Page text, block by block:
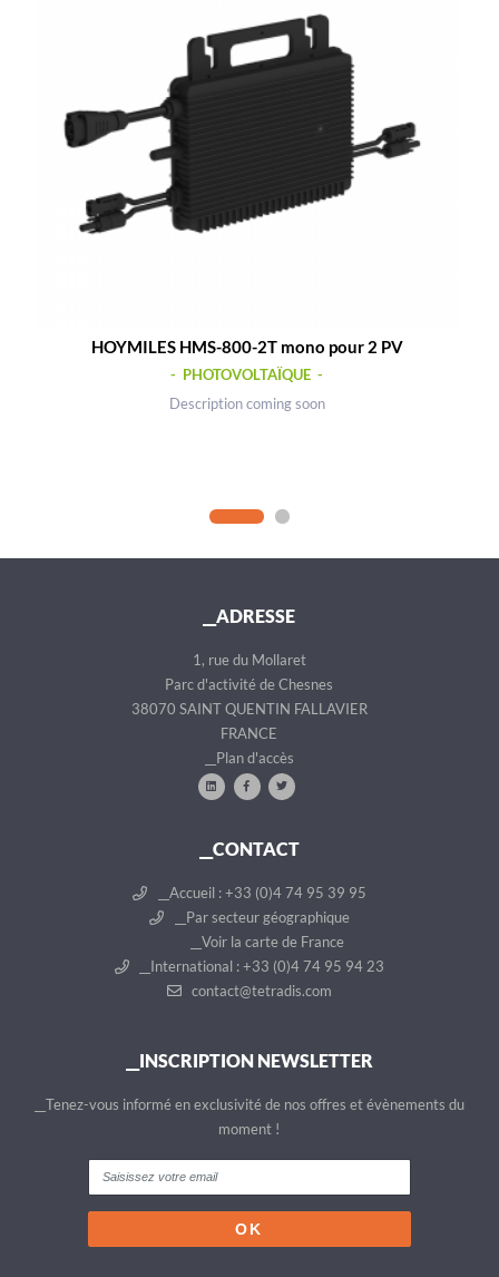
HOYMILES HMS-800-2T mono pour 2 PV
- PHOTOVOLTAÏQUE -
Description coming soon
__ADRESSE
1, rue du Mollaret
Parc d'activité de Chesnes
38070 SAINT QUENTIN FALLAVIER
FRANCE
__Plan d'accès
__CONTACT
__Accueil : +33 (0)4 74 95 39 95
__Par secteur géographique
__Voir la carte de France
__International : +33 (0)4 74 95 94 23
contact@tetradis.com
__INSCRIPTION NEWSLETTER
__Tenez-vous informé en exclusivité de nos offres et évènements du
moment !